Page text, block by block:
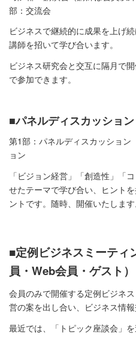
部：交流会
ビジネスで継続的に成果を上げ
講師を招いて学び合います。
ビジネス研究会と交互に隔月で
で参加できます。
■パネルディスカッション
第1部：パネルディスカッショ
ョン
「ビジョン経営」「創造性」「
せたテーマで学び合い、ヒント
ントです。随時、開催いたします
■定例ビジネスミーティ
員・Web会員・ゲスト）
会員のみで開催する定例ビジネ
営の案を出し合い、ビジネス情
最近では、「トピック座談会」を